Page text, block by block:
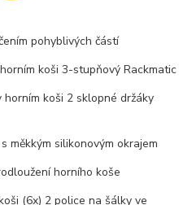
pohyblivých částí
koši 3-stupňový Rackmatic
koši 2 sklopné držáky
měkkým silikonovým okrajem
horního koše
(6x) 2 police na šálky ve